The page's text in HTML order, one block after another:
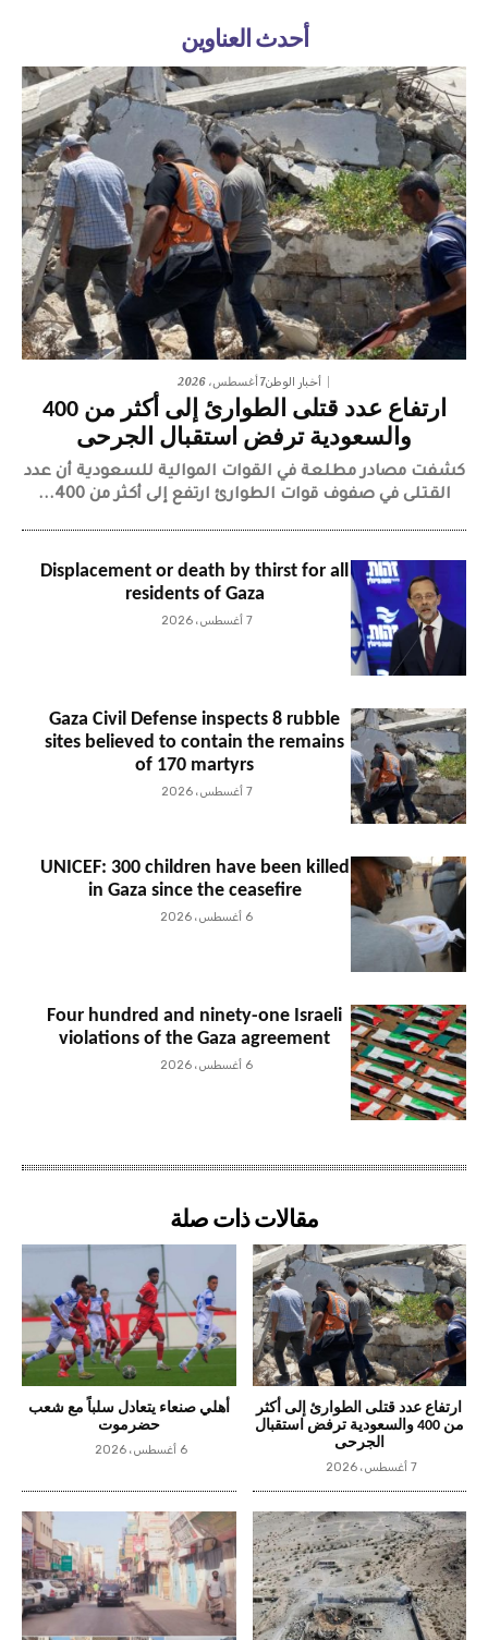
أحدث العناوين
أخبار الوطن7 أغسطس، 2026
ارتفاع عدد قتلى الطوارئ إلى أكثر من 400
والسعودية ترفض استقبال الجرحى
كشفت مصادر مطلعة في القوات الموالية للسعودية أن عدد
القتلى في صفوف قوات الطوارئ ارتفع إلى أكثر من 400...
Displacement or death by thirst for all
residents of Gaza
7 أغسطس، 2026
Gaza Civil Defense inspects 8 rubble
sites believed to contain the remains
of 170 martyrs
7 أغسطس، 2026
UNICEF: 300 children have been killed
in Gaza since the ceasefire
6 أغسطس، 2026
Four hundred and ninety-one Israeli
violations of the Gaza agreement
6 أغسطس، 2026
مقالات ذات صلة
ارتفاع عدد قتلى الطوارئ إلى أكثر
من 400 والسعودية ترفض استقبال
الجرحى
7 أغسطس، 2026
أهلي صنعاء يتعادل سلباً مع شعب
حضرموت
6 أغسطس، 2026